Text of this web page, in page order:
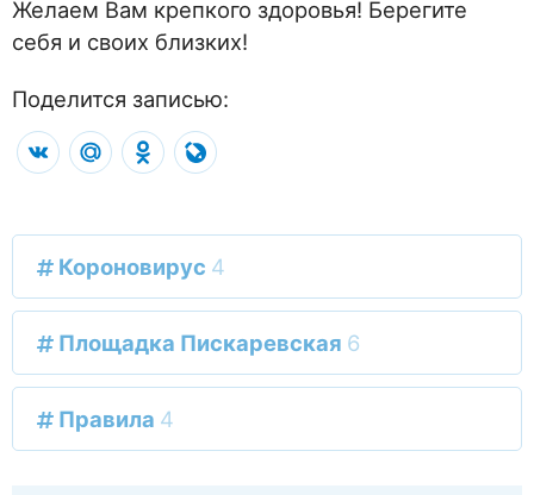
Желаем Вам крепкого здоровья! Берегите
себя и своих близких!
Поделится записью:
VK Mail.RuOdnoklassniki
Короновирус 4
Площадка Пискаревская 6
Правила 4